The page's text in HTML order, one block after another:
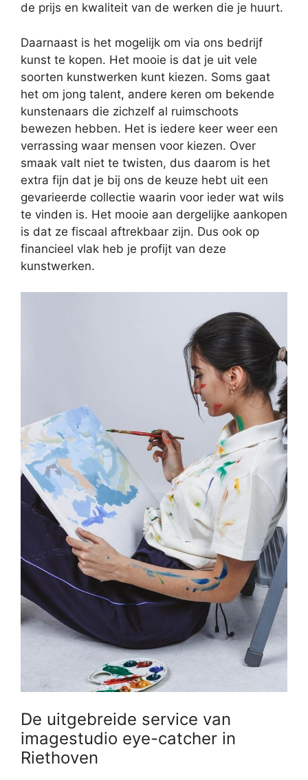
de prijs en kwaliteit van de werken die je huurt.
Daarnaast is het mogelijk om via ons bedrijf
kunst te kopen. Het mooie is dat je uit vele
soorten kunstwerken kunt kiezen. Soms gaat
het om jong talent, andere keren om bekende
kunstenaars die zichzelf al ruimschoots
bewezen hebben. Het is iedere keer weer een
verrassing waar mensen voor kiezen. Over
smaak valt niet te twisten, dus daarom is het
extra fijn dat je bij ons de keuze hebt uit een
gevarieerde collectie waarin voor ieder wat wils
te vinden is. Het mooie aan dergelijke aankopen
is dat ze fiscaal aftrekbaar zijn. Dus ook op
financieel vlak heb je profijt van deze
kunstwerken.
De uitgebreide service van
imagestudio eye-catcher in
Riethoven